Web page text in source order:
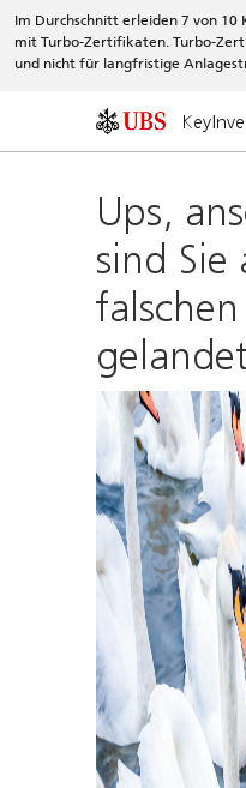
Im Durchschnitt erleiden 7 von
mit Turbo-Zertifikaten. Turbo-
und nicht für langfristige
Ups,
sind Sie
gelandet